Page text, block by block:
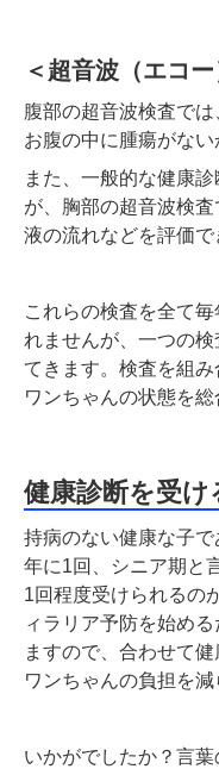
＜超音波（エコ
腹部の超音波検査では
お腹の中に腫瘍がない
また、一般的な健康
が、胸部の超音波検
液の流れなどを評価で
これらの検査を全て
れませんが、一つの
てきます。検査を組み
ワンちゃんの状態を総
健康診断を受け
持病のない健康な子
年に1回、シニア期と
1回程度受けられるの
ィラリア予防を始め
ますので、合わせて
ワンちゃんの負担を減
いかがでしたか？言